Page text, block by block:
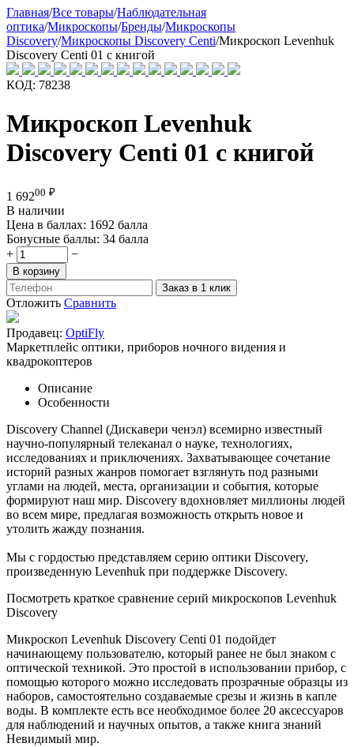
Главная/Все товары/Наблюдательная
оптика/Микроскопы/Бренды/Микроскопы
Discovery/Микроскопы Discovery Centi/Микроскоп Levenhuk
Discovery Centi 01 с книгой
КОД: 78238
Микроскоп Levenhuk
Discovery Centi 01 с книгой
1 69200 ₽
В наличии
Цена в баллах: 1692 балла
Бонусные баллы: 34 балла
+
−
В корзину
Заказ в 1 клик
Отложить Сравнить
Продавец: OptiFly
Маркетплейс оптики, приборов ночного видения и
квадрокоптеров
Описание
Особенности
Discovery Channel (Дискавери ченэл) всемирно известный
научно-популярный телеканал о науке, технологиях,
исследованиях и приключениях. Захватывающее сочетание
историй разных жанров помогает взглянуть под разными
углами на людей, места, организации и события, которые
формируют наш мир. Discovery вдохновляет миллионы людей
во всем мире, предлагая возможность открыть новое и
утолить жажду познания.
Мы с гордостью представляем серию оптики Discovery,
произведенную Levenhuk при поддержке Discovery.
Посмотреть краткое сравнение серий микроскопов Levenhuk
Discovery
Микроскоп Levenhuk Discovery Centi 01 подойдет
начинающему пользователю, который ранее не был знаком с
оптической техникой. Это простой в использовании прибор, с
помощью которого можно исследовать прозрачные образцы из
наборов, самостоятельно создаваемые срезы и жизнь в капле
воды. В комплекте есть все необходимое более 20 аксессуаров
для наблюдений и научных опытов, а также книга знаний
Невидимый мир.